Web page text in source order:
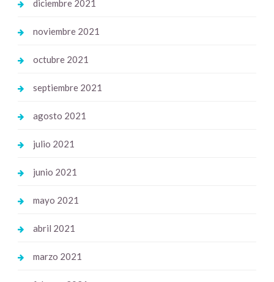
diciembre 2021
noviembre 2021
octubre 2021
septiembre 2021
agosto 2021
julio 2021
junio 2021
mayo 2021
abril 2021
marzo 2021